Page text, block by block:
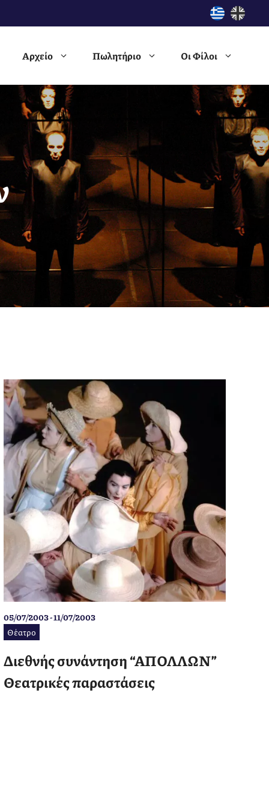
Αρχείο Πωλητήριο Οι Φίλοι
05/07/2003 - 11/07/2003
Θέατρο
Διεθνής συνάντηση “ΑΠΟΛΛΩΝ”
Θεατρικές παραστάσεις